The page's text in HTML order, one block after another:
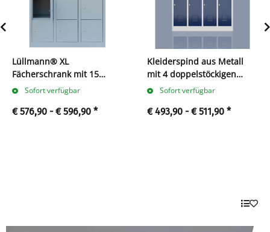
Lüllmann® XL
Fächerschrank mit 15
Fächern
Sofort verfügbar
€ 576,90 -€ 596,90 *
Kleiderspind aus Metall
mit 4 doppelstöckigen
Abteilen
Sofort verfügbar
€ 493,90 -€ 511,90 *